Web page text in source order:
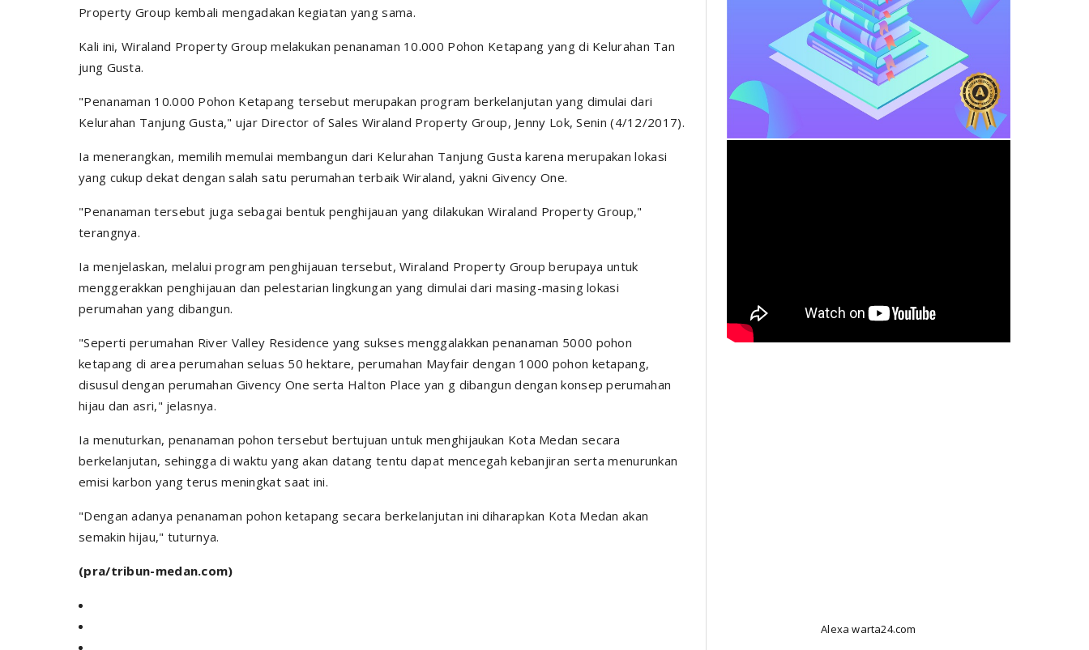
Property Group kembali mengadakan kegiatan yang sama.
Kali ini, Wiraland Property Group melakukan penanaman 10.000 Pohon Ketapang yang di Kelurahan Tan
jung Gusta.
"Penanaman 10.000 Pohon Ketapang tersebut merupakan program berkelanjutan yang dimulai dari
Kelurahan Tanjung Gusta," ujar Director of Sales Wiraland Property Group, Jenny Lok, Senin (4/12/2017).
Ia menerangkan, memilih memulai membangun dari Kelurahan Tanjung Gusta karena merupakan lokasi
yang cukup dekat dengan salah satu perumahan terbaik Wiraland, yakni Givency One.
"Penanaman tersebut juga sebagai bentuk penghijauan yang dilakukan Wiraland Property Group,"
terangnya.
Ia menjelaskan, melalui program penghijauan tersebut, Wiraland Property Group berupaya untuk
menggerakkan penghijauan dan pelestarian lingkungan yang dimulai dari masing-masing lokasi
perumahan yang dibangun.
"Seperti perumahan River Valley Residence yang sukses menggalakkan penanaman 5000 pohon
ketapang di area perumahan seluas 50 hektare, perumahan Mayfair dengan 1000 pohon ketapang,
disusul dengan perumahan Givency One serta Halton Place yan g dibangun dengan konsep perumahan
hijau dan asri," jelasnya.
Ia menuturkan, penanaman pohon tersebut bertujuan untuk menghijaukan Kota Medan secara
berkelanjutan, sehingga di waktu yang akan datang tentu dapat mencegah kebanjiran serta menurunkan
emisi karbon yang terus meningkat saat ini.
"Dengan adanya penanaman pohon ketapang secara berkelanjutan ini diharapkan Kota Medan akan
semakin hijau," tuturnya.
(pra/tribun-medan.com)
Alexa warta24.com